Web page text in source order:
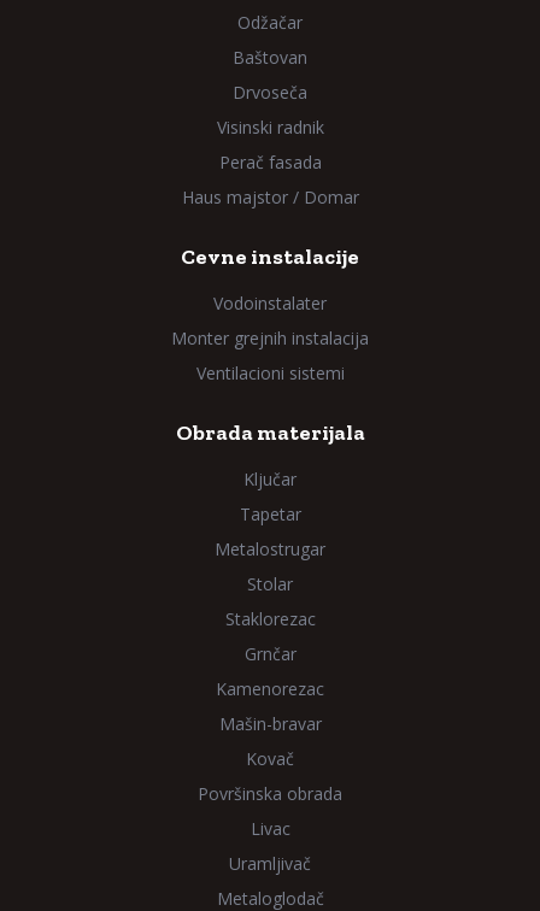
Odžačar
Baštovan
Drvoseča
Visinski radnik
Perač fasada
Haus majstor / Domar
Cevne instalacije
Vodoinstalater
Monter grejnih instalacija
Ventilacioni sistemi
Obrada materijala
Ključar
Tapetar
Metalostrugar
Stolar
Staklorezac
Grnčar
Kamenorezac
Mašin-bravar
Kovač
Površinska obrada
Livac
Uramljivač
Metaloglodač